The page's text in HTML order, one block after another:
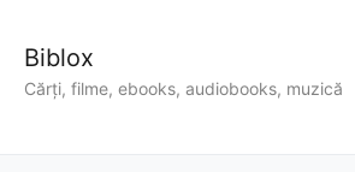
Biblox
Cărți, filme, ebooks, audiobooks, muzică